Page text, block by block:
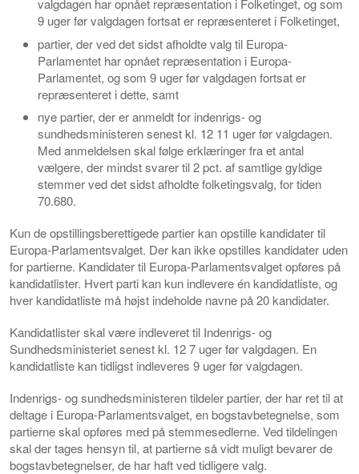
valgdagen har opnået repræsentation i Folketinget, og som
9 uger før valgdagen fortsat er repræsenteret i Folketinget,
partier, der ved det sidst afholdte valg til Europa-
Parlamentet har opnået repræsentation i Europa-
Parlamentet, og som 9 uger før valgdagen fortsat er
repræsenteret i dette, samt
nye partier, der er anmeldt for indenrigs- og
sundhedsministeren senest kl. 12 11 uger før valgdagen.
Med anmeldelsen skal følge erklæringer fra et antal
vælgere, der mindst svarer til 2 pct. af samtlige gyldige
stemmer ved det sidst afholdte folketingsvalg, for tiden
70.680.
Kun de opstillingsberettigede partier kan opstille kandidater til
Europa-Parlamentsvalget. Der kan ikke opstilles kandidater uden
for partierne. Kandidater til Europa-Parlamentsvalget opføres på
kandidatlister. Hvert parti kan kun indlevere én kandidatliste, og
hver kandidatliste må højst indeholde navne på 20 kandidater.
Kandidatlister skal være indleveret til Indenrigs- og
Sundhedsministeriet senest kl. 12 7 uger før valgdagen. En
kandidatliste kan tidligst indleveres 9 uger før valgdagen.
Indenrigs- og sundhedsministeren tildeler partier, der har ret til at
deltage i Europa-Parlamentsvalget, en bogstavbetegnelse, som
partierne skal opføres med på stemmesedlerne. Ved tildelingen
skal der tages hensyn til, at partierne så vidt muligt bevarer de
bogstavbetegnelser, de har haft ved tidligere valg.